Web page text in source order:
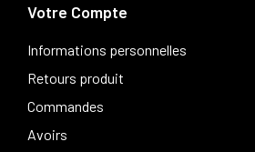
Votre Compte
Informations personnelles
Retours produit
Commandes
Avoirs